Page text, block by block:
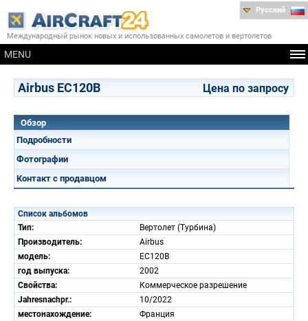
Международный рынок новых и использованных самолетов и вертолетов
MENU
Русский
Airbus EC120B Цена по запросу
Обзор
Подробности
Фотографии
Контакт с продавцом
Список альбомов
Тип:
Вертолет (Турбина)
Производитель:
Airbus
модель:
EC120B
год выпуска:
2002
Свойства:
Коммерческое разрешение
Jahresnachpr.:
10/2022
местонахождение:
Франция